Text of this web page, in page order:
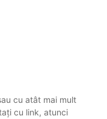
cu atât mai mult
cu link, atunci